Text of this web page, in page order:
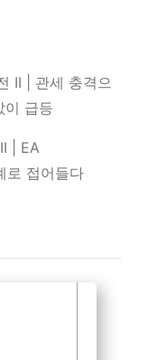
II | 관세 충격으
이 급등
| EA
로 접어들다